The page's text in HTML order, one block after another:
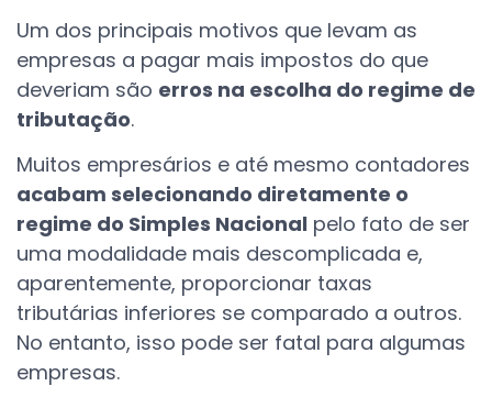
Um dos principais motivos que levam as
empresas a pagar mais impostos do que
deveriam são erros na escolha do regime de
tributação.
Muitos empresários e até mesmo contadores
acabam selecionando diretamente o
regime do Simples Nacional pelo fato de ser
uma modalidade mais descomplicada e,
aparentemente, proporcionar taxas
tributárias inferiores se comparado a outros.
No entanto, isso pode ser fatal para algumas
empresas.